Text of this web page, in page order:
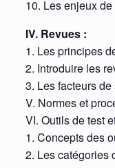
10. Les enjeux
IV. Revues :
1. Les principes
2. Introduire les
3. Les facteurs
V. Normes et
VI. Outils de test
1. Concepts des
2. Les catégories